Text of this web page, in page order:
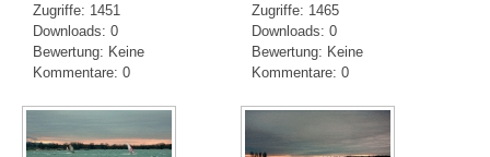
Zugriffe: 1451
Downloads: 0
Bewertung: Keine
Kommentare: 0
Zugriffe: 1465
Downloads: 0
Bewertung: Keine
Kommentare: 0